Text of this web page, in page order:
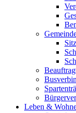
Leben &